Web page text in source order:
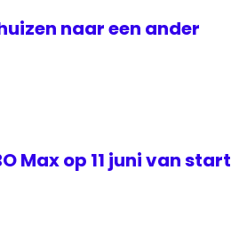
naar een ander
Max op 11 juni van start